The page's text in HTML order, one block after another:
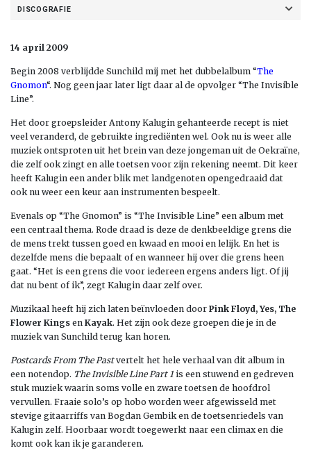
DISCOGRAFIE
14 april 2009
Begin 2008 verblijdde Sunchild mij met het dubbelalbum “The
Gnomon“. Nog geen jaar later ligt daar al de opvolger “The Invisible
Line”.
Het door groepsleider Antony Kalugin gehanteerde recept is niet
veel veranderd, de gebruikte ingrediënten wel. Ook nu is weer alle
muziek ontsproten uit het brein van deze jongeman uit de Oekraïne,
die zelf ook zingt en alle toetsen voor zijn rekening neemt. Dit keer
heeft Kalugin een ander blik met landgenoten opengedraaid dat
ook nu weer een keur aan instrumenten bespeelt.
Evenals op “The Gnomon” is “The Invisible Line” een album met
een centraal thema. Rode draad is deze de denkbeeldige grens die
de mens trekt tussen goed en kwaad en mooi en lelijk. En het is
dezelfde mens die bepaalt of en wanneer hij over die grens heen
gaat. “Het is een grens die voor iedereen ergens anders ligt. Of jij
dat nu bent of ik”, zegt Kalugin daar zelf over.
Muzikaal heeft hij zich laten beïnvloeden door Pink Floyd, Yes, The
Flower Kings en Kayak. Het zijn ook deze groepen die je in de
muziek van Sunchild terug kan horen.
Postcards From The Pastvertelt het hele verhaal van dit album in
een notendop. The Invisible Line Part 1 is een stuwend en gedreven
stuk muziek waarin soms volle en zware toetsen de hoofdrol
vervullen. Fraaie solo’s op hobo worden weer afgewisseld met
stevige gitaarriffs van Bogdan Gembik en de toetsenriedels van
Kalugin zelf. Hoorbaar wordt toegewerkt naar een climax en die
komt ook kan ik je garanderen.